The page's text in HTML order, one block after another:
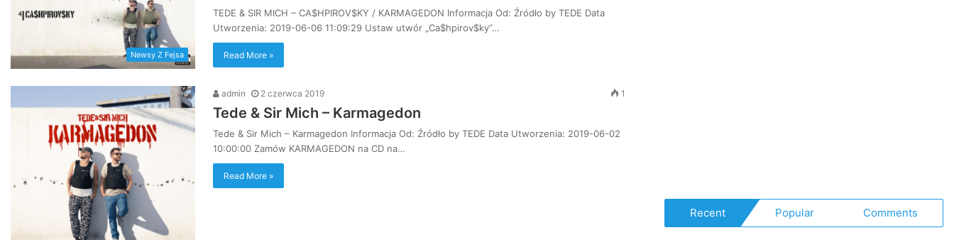
Newsy Z Fejsa
TEDE & SIR MICH – CA$HPIROV$KY / KARMAGEDON Informacja Od: Źródło by TEDE Data
Utworzenia: 2019-06-06 11:09:29 Ustaw utwór „Ca$hpirov$ky”…
Read More »
admin 2 czerwca 2019 1
Tede & Sir Mich – Karmagedon
Tede & Sir Mich – Karmagedon Informacja Od: Źródło by TEDE Data Utworzenia: 2019-06-02
10:00:00 Zamów KARMAGEDON na CD na…
Read More »
Recent Popular Comments